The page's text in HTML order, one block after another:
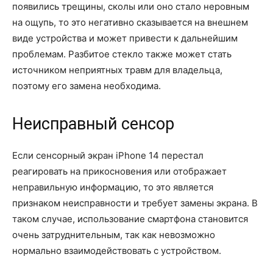
появились трещины, сколы или оно стало неровным
на ощупь, то это негативно сказывается на внешнем
виде устройства и может привести к дальнейшим
проблемам. Разбитое стекло также может стать
источником неприятных травм для владельца,
поэтому его замена необходима.
Неисправный сенсор
Если сенсорный экран iPhone 14 перестал
реагировать на прикосновения или отображает
неправильную информацию, то это является
признаком неисправности и требует замены экрана. В
таком случае, использование смартфона становится
очень затруднительным, так как невозможно
нормально взаимодействовать с устройством.